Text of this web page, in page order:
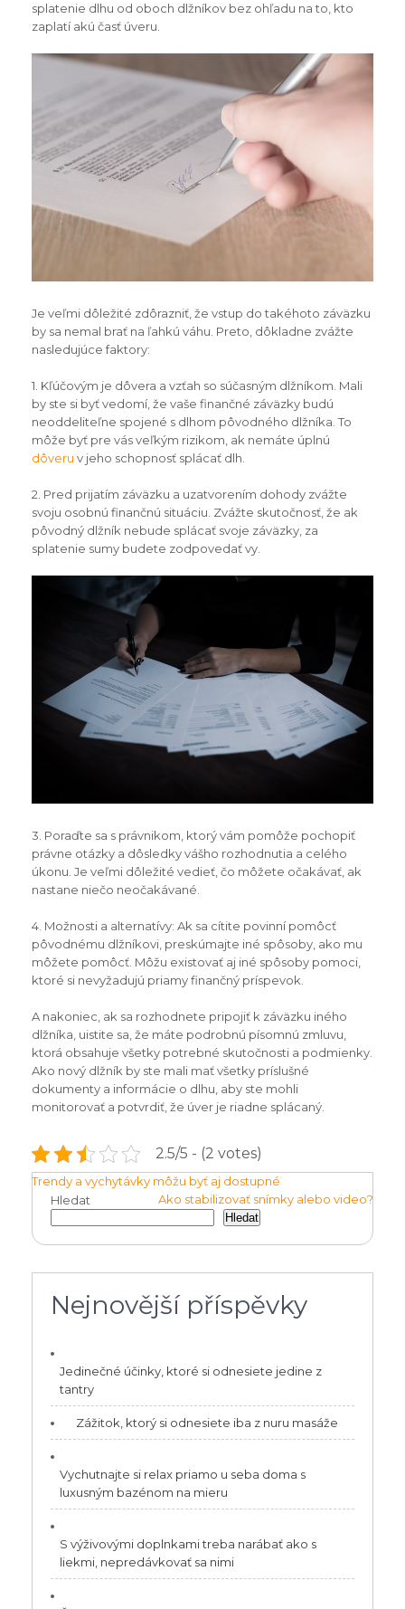
splatenie dlhu od oboch dlžníkov bez ohľadu na to, kto
zaplatí akú časť úveru.
Je veľmi dôležité zdôrazniť, že vstup do takéhoto záväzku
by sa nemal brať na ľahkú váhu. Preto, dôkladne zvážte
nasledujúce faktory:
1. Kľúčovým je dôvera a vzťah so súčasným dlžníkom. Mali
by ste si byť vedomí, že vaše finančné záväzky budú
neoddeliteľne spojené s dlhom pôvodného dlžníka. To
môže byť pre vás veľkým rizikom, ak nemáte úplnú
dôveru v jeho schopnosť splácať dlh.
2. Pred prijatím záväzku a uzatvorením dohody zvážte
svoju osobnú finančnú situáciu. Zvážte skutočnosť, že ak
pôvodný dlžník nebude splácať svoje záväzky, za
splatenie sumy budete zodpovedať vy.
3. Poraďte sa s právnikom, ktorý vám pomôže pochopiť
právne otázky a dôsledky vášho rozhodnutia a celého
úkonu. Je veľmi dôležité vedieť, čo môžete očakávať, ak
nastane niečo neočakávané.
4. Možnosti a alternatívy: Ak sa cítite povinní pomôcť
pôvodnému dlžníkovi, preskúmajte iné spôsoby, ako mu
môžete pomôcť. Môžu existovať aj iné spôsoby pomoci,
ktoré si nevyžadujú priamy finančný príspevok.
A nakoniec, ak sa rozhodnete pripojiť k záväzku iného
dlžníka, uistite sa, že máte podrobnú písomnú zmluvu,
ktorá obsahuje všetky potrebné skutočnosti a podmienky.
Ako nový dlžník by ste mali mať všetky príslušné
dokumenty a informácie o dlhu, aby ste mohli
monitorovať a potvrdiť, že úver je riadne splácaný.
2.5/5 - (2 votes)
Navigace
pro
příspěvek
Trendy a vychytávky môžu byť aj dostupné
Ako stabilizovať snímky alebo video?
Hledat
Hledat
Nejnovější příspěvky
Jedinečné účinky, ktoré si odnesiete jedine z
tantry
Zážitok, ktorý si odnesiete iba z nuru masáže
Vychutnajte si relax priamo u seba doma s
luxusným bazénom na mieru
S výživovými doplnkami treba narábať ako s
liekmi, nepredávkovať sa nimi